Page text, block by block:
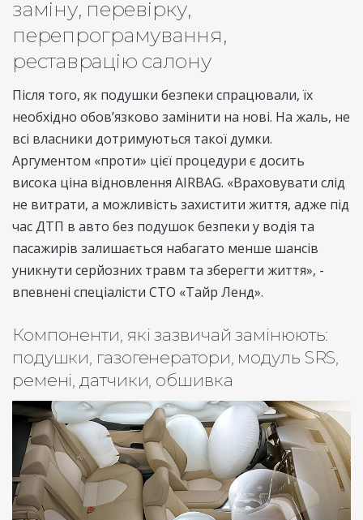
заміну, перевірку,
перепрограмування,
реставрацію салону
Після того, як подушки безпеки спрацювали, їх
необхідно обов’язково замінити на нові. На жаль, не
всі власники дотримуються такої думки.
Аргументом «проти» цієї процедури є досить
висока ціна відновлення AIRBAG. «Враховувати слід
не витрати, а можливість захистити життя, адже під
час ДТП в авто без подушок безпеки у водія та
пасажирів залишається набагато менше шансів
уникнути серйозних травм та зберегти життя», -
впевнені спеціалісти СТО «Тайр Ленд».
Компоненти, які зазвичай замінюють:
подушки, газогенератори, модуль SRS,
ремені, датчики, обшивка